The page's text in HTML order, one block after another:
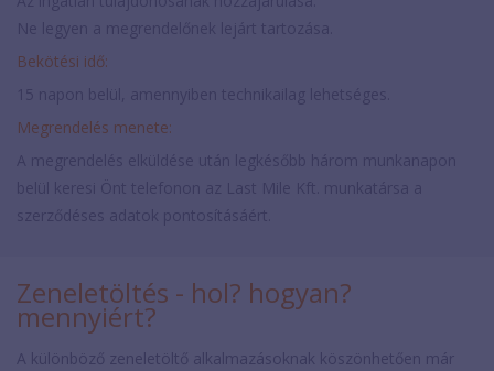
Bekötési idő:
Megrendelés menete:
Zeneletöltés - hol? hogyan?
mennyiért?
A különböző zeneletöltő alkalmazásoknak köszönhetően már